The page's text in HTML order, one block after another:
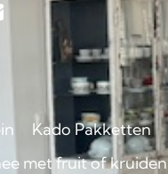
Kado Pakketten
met fruit of kruiden